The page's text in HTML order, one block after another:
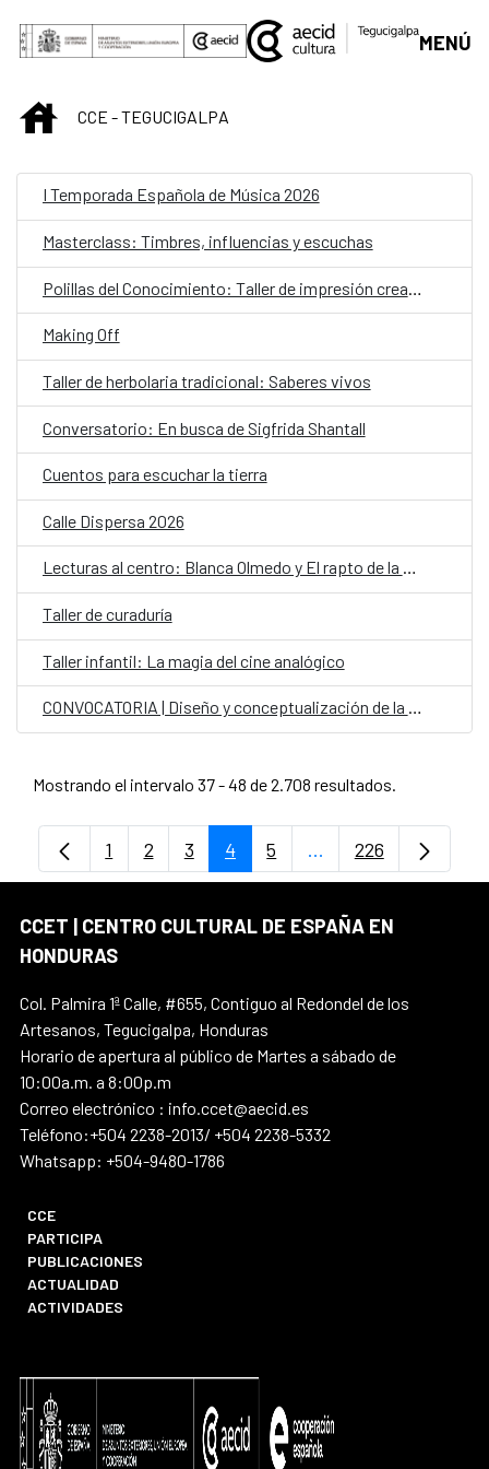
Saltar al contenido principal
MENÚ
INICIOCCE - TEGUCIGALPA
I Temporada Española de Música 2026
Masterclass: Timbres, influencias y escuchas
Making Off
Taller de herbolaria tradicional: Saberes vivos
Conversatorio: En busca de Sigfrida Shantall
Cuentos para escuchar la tierra
Calle Dispersa 2026
Lecturas al centro: Blanca Olmedo y El rapto de la Sevillana
Taller de curaduría
Taller infantil: La magia del cine analógico
CONVOCATORIA | Diseño y conceptualización de la carroza del CCET
Mostrando el intervalo 37 - 48 de 2.708 resultados.
Página
1 Página
2 Página
3 Página
4 Página
5 ...Páginas intermedias
Página
226
CCET | CENTRO CULTURAL DE ESPAÑA EN
HONDURAS
Col. Palmira 1ª Calle, #655, Contiguo al Redondel de los
Artesanos, Tegucigalpa, Honduras
Horario de apertura al público de Martes a sábado de
10:00a.m. a 8:00p.m
Correo electrónico : info.ccet@aecid.es
Teléfono:+504 2238-2013/ +504 2238-5332
Whatsapp: +504-9480-1786
CCE
PARTICIPA
PUBLICACIONES
ACTUALIDAD
ACTIVIDADES